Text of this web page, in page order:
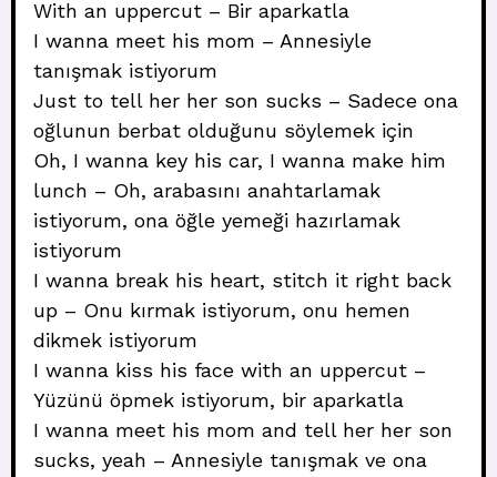
With an uppercut – Bir aparkatla
I wanna meet his mom – Annesiyle
tanışmak istiyorum
Just to tell her her son sucks – Sadece ona
oğlunun berbat olduğunu söylemek için
Oh, I wanna key his car, I wanna make him
lunch – Oh, arabasını anahtarlamak
istiyorum, ona öğle yemeği hazırlamak
istiyorum
I wanna break his heart, stitch it right back
up – Onu kırmak istiyorum, onu hemen
dikmek istiyorum
I wanna kiss his face with an uppercut –
Yüzünü öpmek istiyorum, bir aparkatla
I wanna meet his mom and tell her her son
sucks, yeah – Annesiyle tanışmak ve ona